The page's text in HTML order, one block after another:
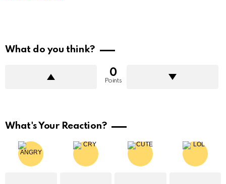
What do you think?
0
Points
What's Your Reaction?